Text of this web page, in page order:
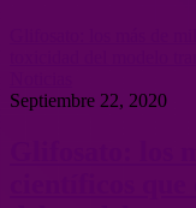
Septiembre 22, 2020